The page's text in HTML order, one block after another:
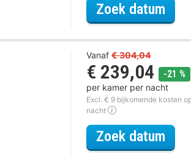
Zoek datum
Vanaf € 304,04
€ 239,04 -21 %
per kamer per nacht
Excl. € 9 bijkomende kosten
nacht
Zoek datum